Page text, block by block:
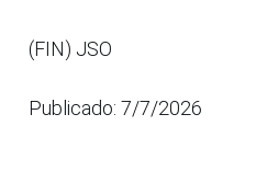
(FIN) JSO
Publicado: 7/7/2026